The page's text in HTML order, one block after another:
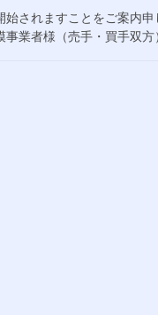
されますことをご案内
事業者様（売手・買手双